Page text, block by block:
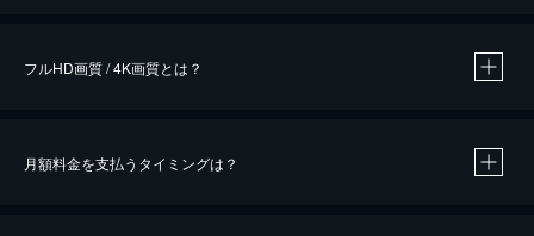
※40％ポイント還元の対象は、クレジットカード決済による作品の購入 / レンタルです。
フルHD画質 / 4K画質とは？
月額料金を支払うタイミングは？